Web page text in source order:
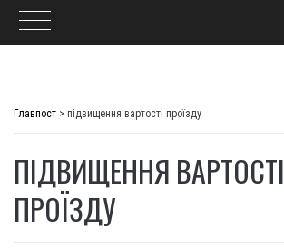
Главпост > підвищення вартості проїзду
ПІДВИЩЕННЯ ВАРТОСТІ
ПРОЇЗДУ